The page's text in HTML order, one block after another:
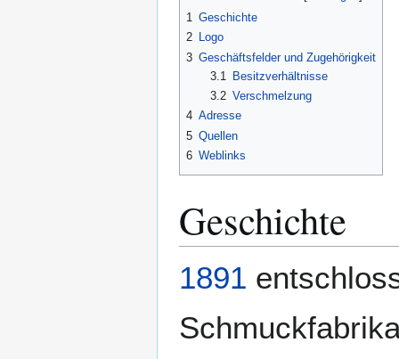
1 Geschichte
2 Logo
3 Geschäftsfelder und Zugehörigkeit
3.1
Besitzverhältnisse
3.2 Verschmelzung
4 Adresse
5 Quellen
6 Weblinks
Geschichte
1891